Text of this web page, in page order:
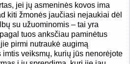
jei jų asmeninės kovos ima
kiti žmonės jaučiasi nejaukiai dėl
su užuominomis – tai yra
tuos anksčiau paminėtus
pirmi nutraukė augimą
veiksmų, kurių jūs nenorėjote